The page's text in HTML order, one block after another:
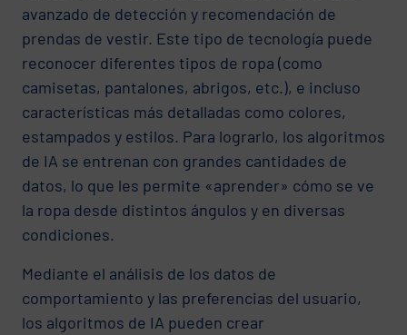
avanzado de detección y recomendación de
prendas de vestir. Este tipo de tecnología puede
reconocer diferentes tipos de ropa (como
camisetas, pantalones, abrigos, etc.), e incluso
características más detalladas como colores,
estampados y estilos. Para lograrlo, los algoritmos
de IA se entrenan con grandes cantidades de
datos, lo que les permite «aprender» cómo se ve
la ropa desde distintos ángulos y en diversas
condiciones.
Mediante el análisis de los datos de
comportamiento y las preferencias del usuario,
los algoritmos de IA pueden crear